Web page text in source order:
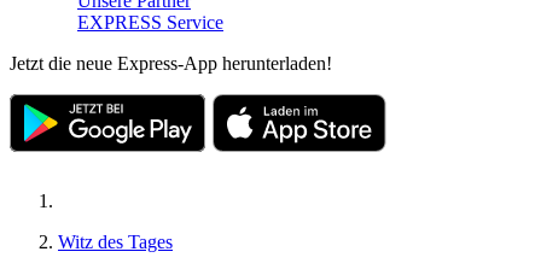
EXPRESS Service
Jetzt die neue Express-App herunterladen!
Witz des Tages